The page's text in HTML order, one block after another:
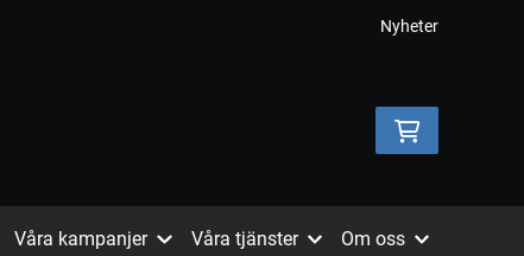
Nyheter
Våra kampanjer Våra tjänster Om oss